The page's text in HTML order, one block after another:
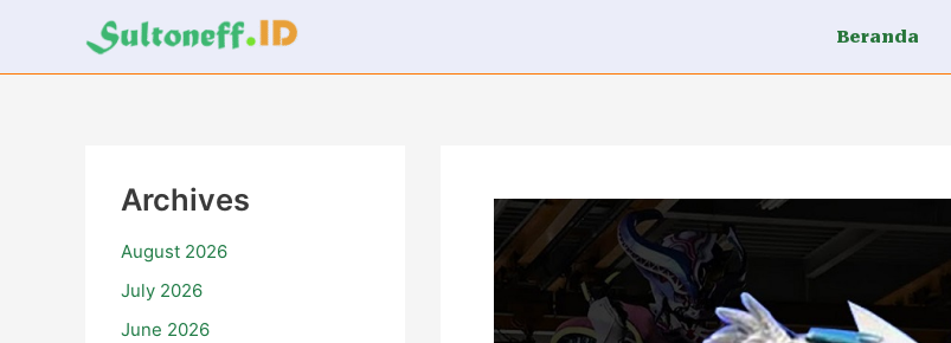
content
Beranda
Archives
August 2026
July 2026
June 2026